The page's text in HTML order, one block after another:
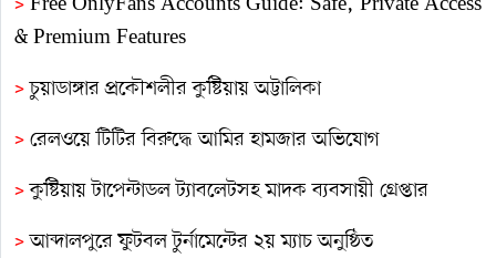
& Premium Features
>চুয়াডাঙ্গার প্রকৌশলীর কুষ্টিয়ায় অট্টালিকা
> রেলওয়ে টিটির বিরুদ্ধে আমির হামজার অভিযোগ
>কুষ্টিয়ায় টাপেন্টাডল ট্যাবলেটসহ মাদক ব্যবসায়ী গ্রেপ্তার
>আব্দালপুরে ফুটবল টুর্নামেন্টের ২য় ম্যাচ অনুষ্ঠিত